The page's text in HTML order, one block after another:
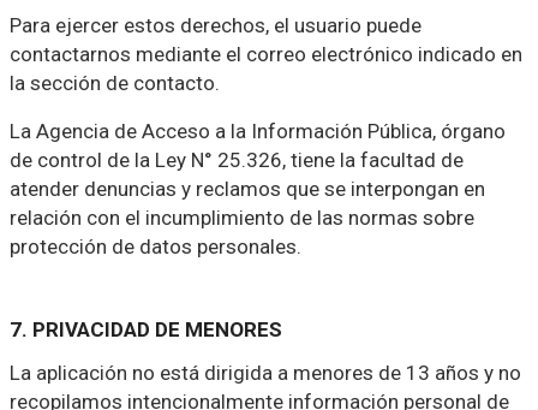
Para ejercer estos derechos, el usuario puede
contactarnos mediante el correo electrónico indicado en
la sección de contacto.
La Agencia de Acceso a la Información Pública, órgano
de control de la Ley N° 25.326, tiene la facultad de
atender denuncias y reclamos que se interpongan en
relación con el incumplimiento de las normas sobre
protección de datos personales.
7. PRIVACIDAD DE MENORES
La aplicación no está dirigida a menores de 13 años y no
recopilamos intencionalmente información personal de